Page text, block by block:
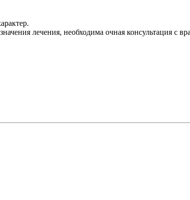
лечения, необходима очная консультация с